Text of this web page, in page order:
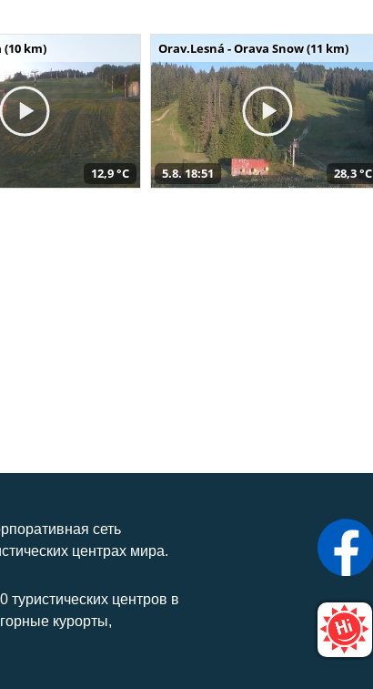
km)
12,9 °C
Orav.Lesná - Orava Snow (11 km)
5.8. 18:51 28,3 °C
сеть
центрах мира.
центров в
курорты,